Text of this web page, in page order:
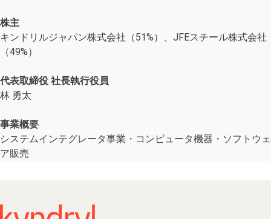
株主
キンドリルジャパン株式会社（51%）、JFEスチール株式会社
（49%）
代表取締役 社長執行役員
林 勇太
事業概要
システムインテグレータ事業・コンピュータ機器・ソフトウェ
ア販売